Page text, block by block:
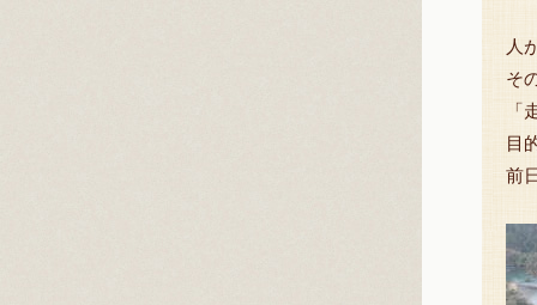
人
そ
「
目
前